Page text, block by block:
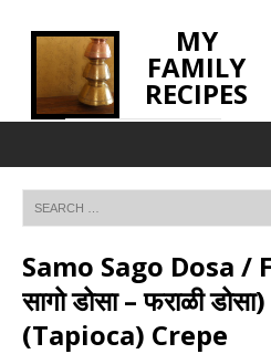
MY
FAMILY
RECIPES
Samo Sago Dosa /
सागो डोसा – फराळी
(Tapioca) Crepe